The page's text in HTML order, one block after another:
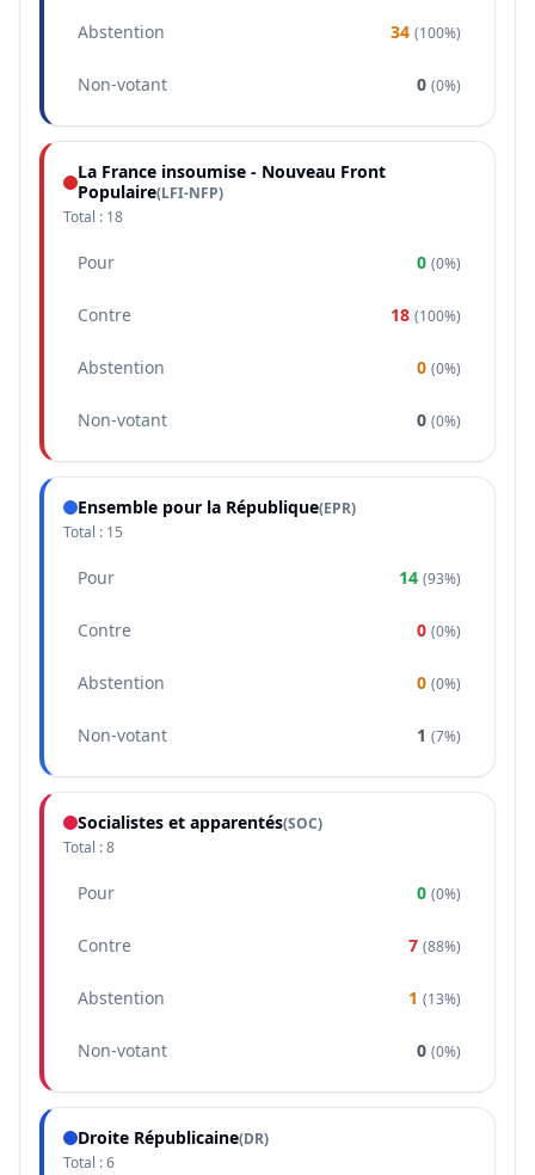
Abstention 34 (100%)
Non-votant 0 (0%)
La France insoumise - Nouveau Front
Populaire(LFI-NFP)
Total : 18
Pour 0 (0%)
Contre 18 (100%)
Abstention 0 (0%)
Non-votant 0 (0%)
Ensemble pour la République(EPR)
Total : 15
Pour 14 (93%)
Contre 0 (0%)
Abstention 0 (0%)
Non-votant 1 (7%)
Socialistes et apparentés(SOC)
Total :8
Pour 0 (0%)
Contre 7 (88%)
Abstention 1 (13%)
Non-votant 0 (0%)
Droite Républicaine(DR)
Total :6